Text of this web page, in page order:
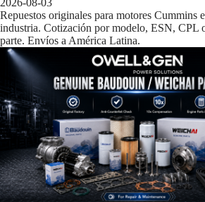
2026-08-03
Repuestos originales para motores Cummins
industria. Cotización por modelo, ESN, CPL
parte. Envíos a América Latina.